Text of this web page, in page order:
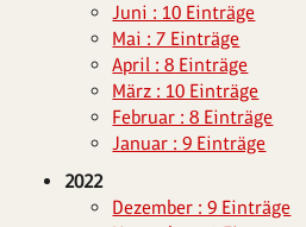
Juni : 10 Einträge
Mai : 7 Einträge
April : 8 Einträge
März : 10 Einträge
Februar : 8 Einträge
Januar : 9 Einträge
2022
Dezember : 9 Einträge